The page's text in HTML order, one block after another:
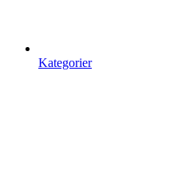
Kategorier